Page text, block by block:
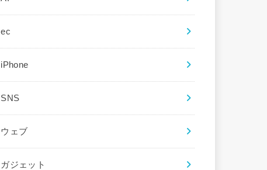
ec
iPhone
SNS
ウェブ
ガジェット